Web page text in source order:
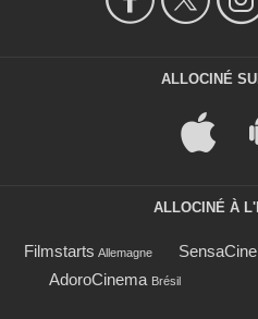
ALLOCINÉ
ALLOCINÉ À
Filmstarts Allemagne SensaCine
AdoroCinema Brésil